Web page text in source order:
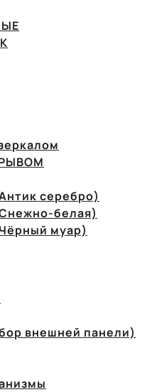
серебро)
белая)
муар)
внешней панели)